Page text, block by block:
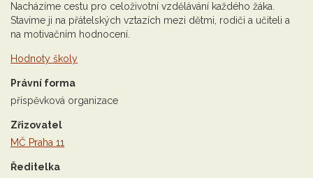
Nacházíme cestu pro celoživotní vzdělávání každého žáka.
Stavíme ji na přátelských vztazích mezi dětmi, rodiči a učiteli a
na motivačním hodnocení.
Hodnoty školy
Právní forma
příspěvková organizace
Zřizovatel
MČ Praha 11
Ředitelka